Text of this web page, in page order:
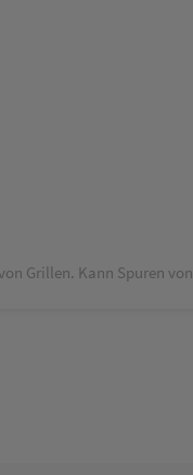
Grillen. Kann Spuren von